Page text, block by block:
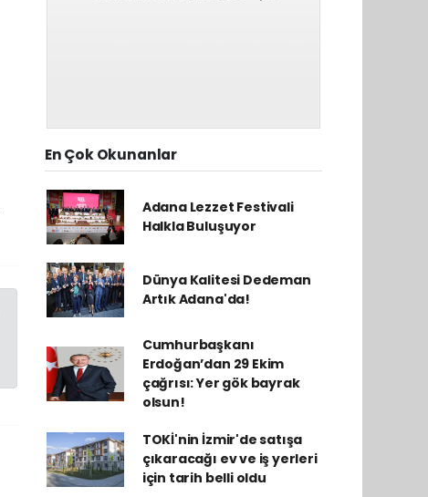
En Çok Okunanlar
Adana Lezzet Festivali
Halkla Buluşuyor
Dünya Kalitesi Dedeman
Artık Adana'da!
Cumhurbaşkanı
Erdoğan’dan 29 Ekim
çağrısı: Yer gök bayrak
olsun!
TOKİ'nin İzmir'de satışa
çıkaracağı ev ve iş yerleri
için tarih belli oldu